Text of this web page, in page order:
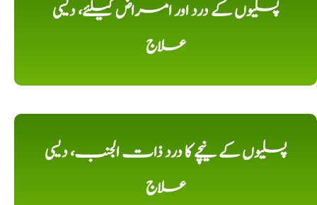
پسلیوں کے درد اور امراض کیلئے، دیسی
علاج
پسلیوں کے نیچے کا درد ذات الجنب، دیسی
علاج